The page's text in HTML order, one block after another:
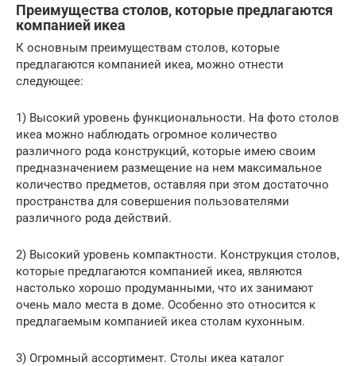
Преимущества столов, которые предлагаются
компанией икеа
К основным преимуществам столов, которые
предлагаются компанией икеа, можно отнести
следующее:
1) Высокий уровень функциональности. На фото столов
икеа можно наблюдать огромное количество
различного рода конструкций, которые имею своим
предназначением размещение на нем максимальное
количество предметов, оставляя при этом достаточно
пространства для совершения пользователями
различного рода действий.
2) Высокий уровень компактности. Конструкция столов,
которые предлагаются компанией икеа, являются
настолько хорошо продуманными, что их занимают
очень мало места в доме. Особенно это относится к
предлагаемым компанией икеа столам кухонным.
3) Огромный ассортимент. Столы икеа каталог